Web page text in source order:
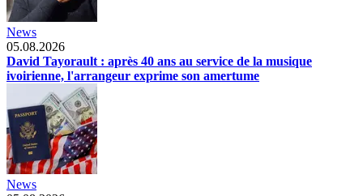
News
05.08.2026
David Tayorault : après 40 ans au service de la musique
ivoirienne, l'arrangeur exprime son amertume
News